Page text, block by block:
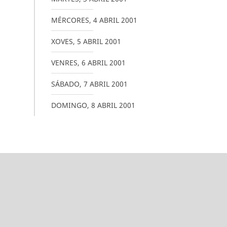
MÉRCORES, 4 ABRIL 2001
XOVES, 5 ABRIL 2001
VENRES, 6 ABRIL 2001
SÁBADO, 7 ABRIL 2001
DOMINGO, 8 ABRIL 2001